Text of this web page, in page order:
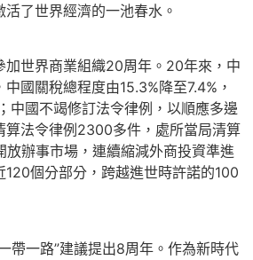
了世界經濟的一池春水。
商業組織20周年。20年來，中
國關稅總程度由15.3%降至7.4%，
中國不竭修訂法令律例，以順應多邊
算法令律例2300多件，處所當局清算
放辦事市場，連續縮減外商投資準進
120個分部分，跨越進世時許諾的100
路”建議提出8周年。作為新時代